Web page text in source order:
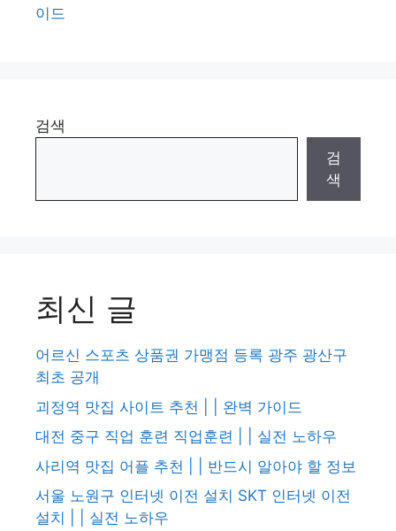
이드
검색
검
색
최신 글
어르신 스포츠 상품권 가맹점 등록 광주 광산구
최초 공개
괴정역 맛집 사이트 추천 | | 완벽 가이드
대전 중구 직업 훈련 직업훈련 | | 실전 노하우
사리역 맛집 어플 추천 | | 반드시 알아야 할 정보
서울 노원구 인터넷 이전 설치 SKT 인터넷 이전
설치 | | 실전 노하우